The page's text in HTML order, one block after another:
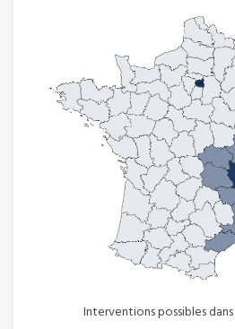
Interventions possibles